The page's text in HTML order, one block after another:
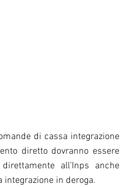
di cassa integrazione
diretto dovranno essere
all’Inps anche
integrazione in deroga.